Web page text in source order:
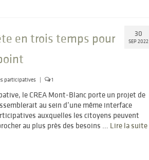
30
SEP 2022
en trois temps pour
participatives | 1
le CREA Mont-Blanc porte un projet de
au sein d’une même interface
auxquelles les citoyens peuvent
au plus près des besoins … Lire la suite­­